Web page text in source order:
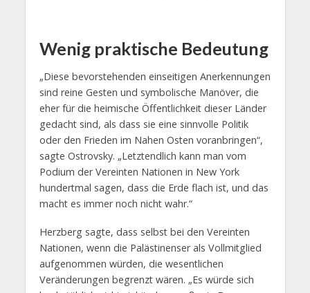
Wenig praktische Bedeutung
„Diese bevorstehenden einseitigen Anerkennungen
sind reine Gesten und symbolische Manöver, die
eher für die heimische Öffentlichkeit dieser Länder
gedacht sind, als dass sie eine sinnvolle Politik
oder den Frieden im Nahen Osten voranbringen“,
sagte Ostrovsky. „Letztendlich kann man vom
Podium der Vereinten Nationen in New York
hundertmal sagen, dass die Erde flach ist, und das
macht es immer noch nicht wahr.“
Herzberg sagte, dass selbst bei den Vereinten
Nationen, wenn die Palästinenser als Vollmitglied
aufgenommen würden, die wesentlichen
Veränderungen begrenzt wären. „Es würde sich